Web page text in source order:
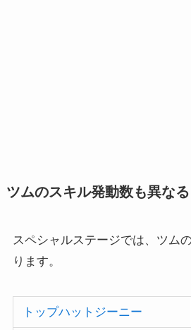
ツムのスキル発動数も異なる
スペシャルステージでは、ツム
ります。
トップハットジーニー